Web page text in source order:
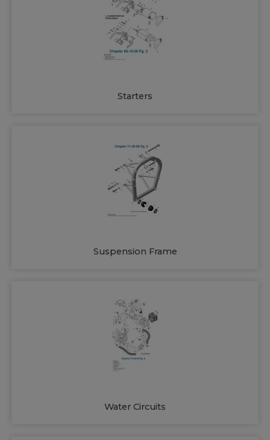
Starters
Suspension Frame
Water Circuits